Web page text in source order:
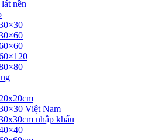
nền
Việt Nam
nhập khẩu